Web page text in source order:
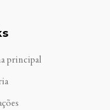
principal